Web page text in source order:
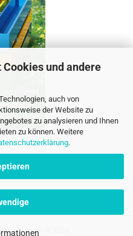
und andere
auch von
der Website zu
zu analysieren und Ihnen
zu können. Weitere
.
Gambio.de © 2026